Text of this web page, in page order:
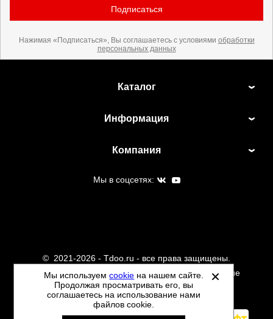
Подписаться
Нажимая «Подписаться», Вы соглашаетесь с условиями обработки
персональных данных
Каталог
Информация
Компания
Мы в соцсетях:
© 2021-2026 - Tdoo.ru - все права защищены.
Данный сайт не является интернет магазином и не
является публичной офертой.
Политика обработки персональных данных
Мы используемcookie на нашем сайте.
Продолжая просматривать его, вы
соглашаетесь на использование нами
файлов cookie.